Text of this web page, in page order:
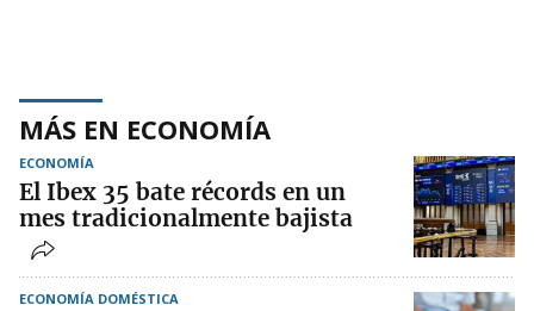
MÁS EN ECONOMÍA
ECONOMÍA
El Ibex 35 bate récords en un
mes tradicionalmente bajista
ECONOMÍA DOMÉSTICA